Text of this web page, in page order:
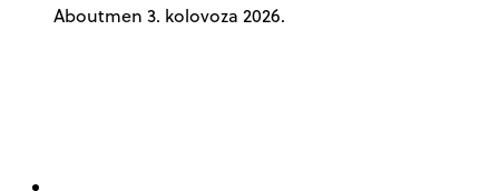
Aboutmen 3. kolovoza 2026.